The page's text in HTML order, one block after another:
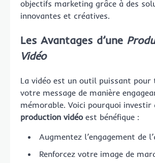
objectifs marketing grâce à des
innovantes et créatives.
Les Avantages d’une
Vidéo
La vidéo est un outil puissant
votre message de manière
mémorable. Voici pourquoi investir
production vidéoest bénéfique :
Augmentez l’engagement de
Renforcez votre image de